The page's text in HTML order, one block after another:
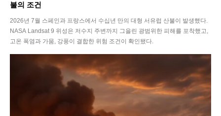
불의 조건
2026년 7월 스페인과 프랑스에서 수십년 만의 대형 서유럽 산불이 발생했다.
NASA Landsat 9 위성은 저수지 주변까지 그을린 광범위한 피해를 포착했고,
고온 폭염과 가뭄, 강풍이 결합한 위험 조건이 확인됐다.